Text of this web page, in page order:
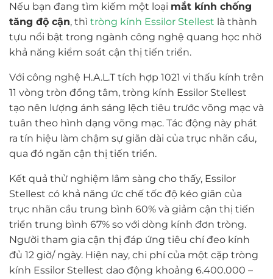
Nếu bạn đang tìm kiếm một loại mắt kính chống
tăng độ cận, thì tròng kính Essilor Stellest là thành
tựu nổi bật trong ngành công nghệ quang học nhờ
khả năng kiểm soát cận thị tiến triển.
Với công nghệ H.A.L.T tích hợp 1021 vi thấu kính trên
11 vòng tròn đồng tâm, tròng kính Essilor Stellest
tạo nên lượng ánh sáng lệch tiêu trước võng mạc và
tuân theo hình dạng võng mạc. Tác động này phát
ra tín hiệu làm chậm sự giãn dài của trục nhãn cầu,
qua đó ngăn cận thị tiến triển.
Kết quả thử nghiệm lâm sàng cho thấy, Essilor
Stellest có khả năng ức chế tốc độ kéo giãn của
trục nhãn cầu trung bình 60% và giảm cận thị tiến
triển trung bình 67% so với dòng kính đơn tròng.
Người tham gia cận thị đáp ứng tiêu chí đeo kính
đủ 12 giờ/ ngày. Hiện nay, chi phí của một cặp tròng
kính Essilor Stellest dao động khoảng 6.400.000 –